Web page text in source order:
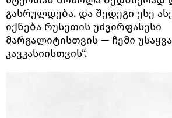
გასრულდება. და შედეგი ესე
იქნება რუსეთის უძვირფასესი
მარგალიტისთვის — ჩემი
კავკასიისთვის“.